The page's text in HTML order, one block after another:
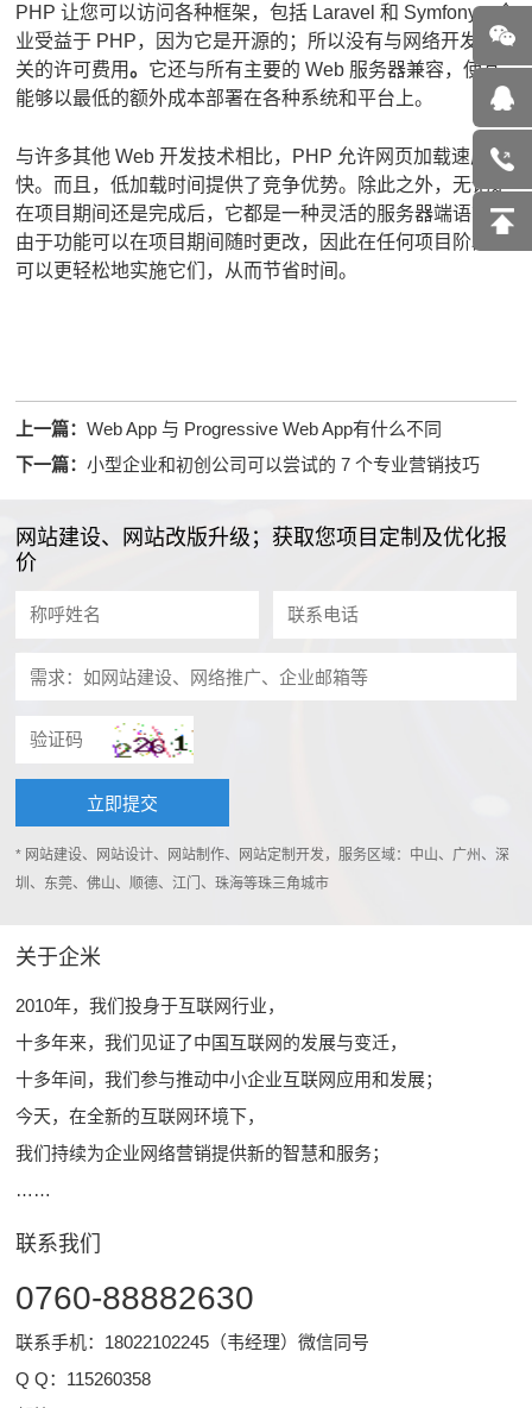
PHP 让您可以访问各种框架，包括 Laravel 和 Symfony。企
业受益于 PHP，因为它是开源的； 所以没有与网络开发相
关的许可费用。 它还与所有主要的 Web 服务器兼容，使其
能够以最低的额外成本部署在各种系统和平台上。
与许多其他 Web 开发技术相比，PHP 允许网页加载速度更
快。 而且，低加载时间提供了竞争优势。 除此之外，无论是
在项目期间还是完成后，它都是一种灵活的服务器端语言。
由于功能可以在项目期间随时更改，因此在任何项目阶段都
可以更轻松地实施它们，从而节省时间。
上一篇：Web App 与 Progressive Web App有什么不同
下一篇：小型企业和初创公司可以尝试的 7 个专业营销技巧
网站建设、网站改版升级；获取您项目定制及优化报
价
* 网站建设、网站设计、网站制作、网站定制开发，服务区域：中山、广州、深
圳、东莞、佛山、顺德、江门、珠海等珠三角城市
关于企米
2010年，我们投身于互联网行业，
十多年来，我们见证了中国互联网的发展与变迁，
十多年间，我们参与推动中小企业互联网应用和发展；
今天，在全新的互联网环境下，
我们持续为企业网络营销提供新的智慧和服务；
……
联系我们
0760-88882630
联系手机：18022102245（韦经理）微信同号
Q Q： 115260358